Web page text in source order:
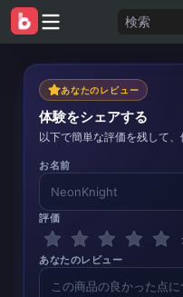
検索
あなたのレビュー
体験をシェアする
以下で簡単な評価を残して
お名前
評価
あなたのレビュー